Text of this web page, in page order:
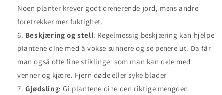
Noen planter krever godt drenerende jord, mens andre
foretrekker mer fuktighet.
Beskjæring og stell: Regelmessig beskjæring kan hjelpe
plantene dine med å vokse sunnere og se penere ut. Da får
man også ofte fine stiklinger som man kan dele med
venner og kjære. Fjern døde eller syke blader.
Gjødsling: Gi plantene dine den riktige mengden